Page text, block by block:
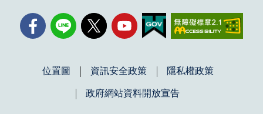
位置圖 資訊安全政策 隱私權政策
政府網站資料開放宣告